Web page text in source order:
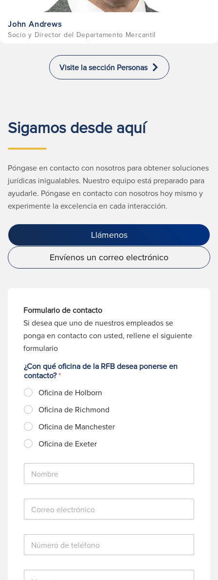
John Andrews
Socio y Director del Departamento Mercantil
Visite la sección Personas
Sigamos desde aquí
Póngase en contacto con nosotros para obtener soluciones
jurídicas inigualables. Nuestro equipo está preparado para
ayudarle. Póngase en contacto con nosotros hoy mismo y
experimente la excelencia en cada interacción.
Llámenos
Envíenos un correo electrónico
Formulario de contacto
Si desea que uno de nuestros empleados se
ponga en contacto con usted, rellene el siguiente
formulario
¿Con qué oficina de la RFB desea ponerse en
contacto?*
Oficina de Holborn
Oficina de Richmond
Oficina de Manchester
Oficina de Exeter
N
m
*
C
r
e
l
N
m
M